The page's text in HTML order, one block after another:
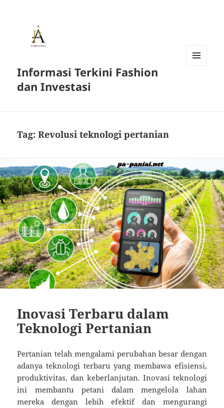
Informasi Terkini Fashion
dan Investasi
Tag:Revolusi teknologi pertanian
Inovasi Terbaru dalam
Teknologi Pertanian
Pertanian telah mengalami perubahan besar dengan
adanya teknologi terbaru yang membawa efisiensi,
produktivitas, dan keberlanjutan. Inovasi teknologi
ini membantu petani dalam mengelola lahan
mereka dengan lebih efektif dan mengurangi